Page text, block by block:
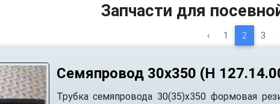
Запчасти для
‹ 1 2 3
Семяпровод 30х350 (Н
Трубка семяпровода 30(35)х350 формовая